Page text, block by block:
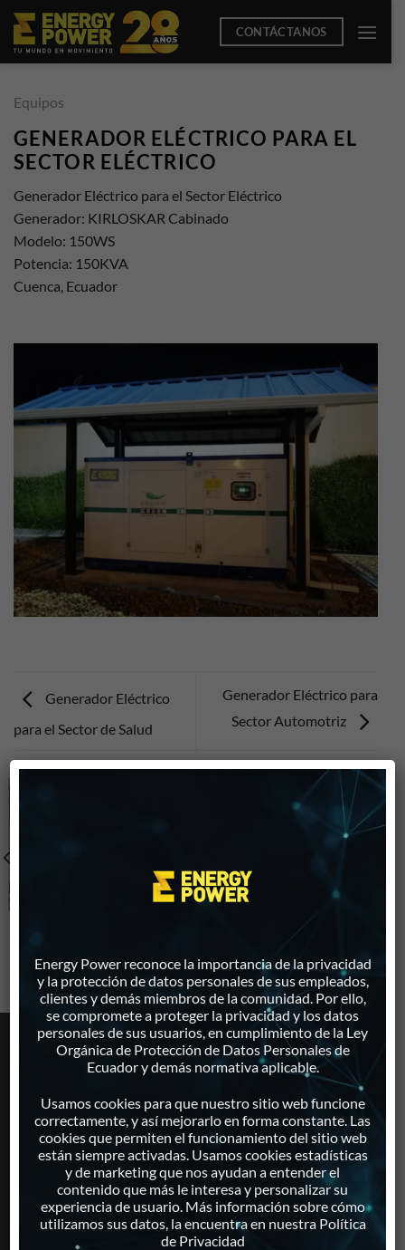
Saltar
contenido
CONTÁCTANOS
Equipos
GENERADOR ELÉCTRICO PARA EL
SECTOR ELÉCTRICO
Generador Eléctrico para el Sector Eléctrico
Generador: KIRLOSKAR Cabinado
Modelo: 150WS
Potencia: 150KVA
Cuenca, Ecuador
Generador Eléctrico
para el Sector de Salud
Generador Eléctrico para
Sector Automotriz
GENERADOR PARA SECTOR
PRODUCTOS
Generadores Eléctricos
Motores Estacionarios
Repuestos
Paneles Solares
Inversores
Proyectos Solares Integrales
Energy Power reconoce la importancia de la privacidad
y la protección de datos personales de sus empleados,
clientes y demás miembros de la comunidad. Por ello,
se compromete a proteger la privacidad y los datos
personales de sus usuarios, en cumplimiento de la Ley
Orgánica de Protección de Datos Personales de
Ecuador y demás normativa aplicable.
Usamos cookies para que nuestro sitio web funcione
correctamente, y así mejorarlo en forma constante. Las
cookies que permiten el funcionamiento del sitio web
están siempre activadas. Usamos cookies estadísticas
y de marketing que nos ayudan a entender el
contenido que más le interesa y personalizar su
experiencia de usuario. Más información sobre cómo
utilizamos sus datos, la encuentra en nuestra Política
de Privacidad
×